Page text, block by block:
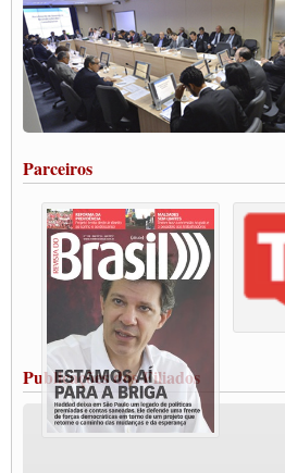
DO BRASIL E A ELEIÇÃO 2022
Carta às Brasileiras e aos Brasileiros em Defesa
Paulinho, presidente da CNTTL, faz balanço do 3º
Caminhoneiros aprovam greve a partir do 1º de
Rodoviários de Feira Santana fazem Assembleia
salarial
Vacina Já: Lockdown de 24 horas dos
Condutores de Guarulhos farão greve sanitária
Paralisação dos Caminhoneiros na #BR285,
Rio Grande
Caminhoneiros bloqueiam duas faixas na Castello
Modal-Live #13 Aumento da Violência Contra
Trabalhadora em Tempos de Pandemia
MODAL-LIVE#12 POLÍTICAS PÚBLICAS DE
CLASSE TRABALHADORA E ELEIÇÕES NA
MODAL-LIVE#11 POLÍTICAS PÚBLICAS DE
JUVENTUDE DO TRANSPORTE: POR QUE
Fabio Primo testa positivo para Coronavírus, mas
Parceiros
Publicações dos Filiados